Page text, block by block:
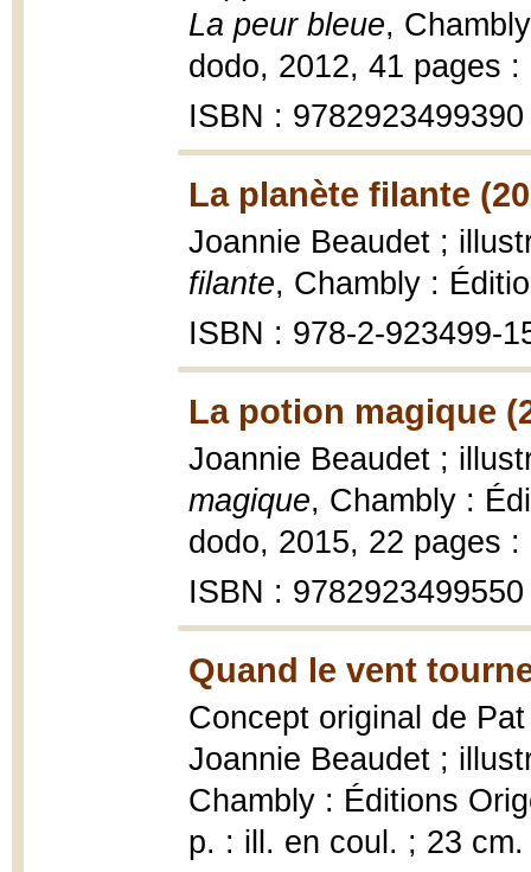
La peur bleue,
dodo, 2012, 41 pages
ISBN : 9782923499390
La planète filante
Joannie Beaudet ;
filante, Chambly :
ISBN : 978-2-923499-
La potion magique
Joannie Beaudet ;
magique, Chambly :
dodo, 2015, 22 pages
ISBN : 9782923499550
Quand le vent
Concept original de
Joannie Beaudet ;
Chambly : Éditions
p. : ill. en coul. ; 23 cm.